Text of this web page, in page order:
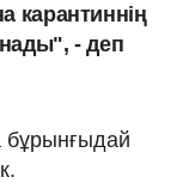
карантиннің
-деп
бұрынғыдай